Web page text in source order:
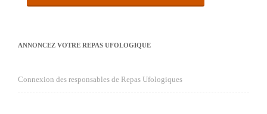
ANNONCEZ VOTRE REPAS UFOLOGIQUE
Connexion des responsables de Repas Ufologiques